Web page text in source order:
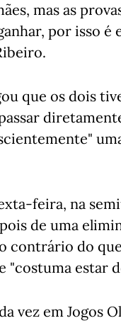
mas as
por isso
que os dois
feira, na
de uma
contrário do
estar
vez em Jogos